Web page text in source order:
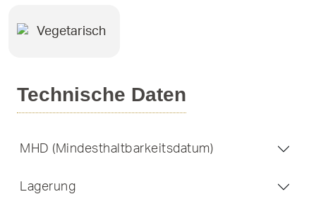
Vegetarisch
Technische Daten
MHD (Mindesthaltbarkeitsdatum)
Lagerung